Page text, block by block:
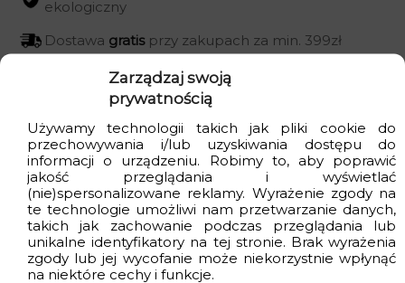
Zarządzaj swoją
prywatnością
Używamy technologii takich jak pliki cookie do
przechowywania i/lub uzyskiwania dostępu do
informacji o urządzeniu. Robimy to, aby poprawić
jakość przeglądania i wyświetlać
(nie)spersonalizowane reklamy. Wyrażenie zgody na
te technologie umożliwi nam przetwarzanie danych,
takich jak zachowanie podczas przeglądania lub
unikalne identyfikatory na tej stronie. Brak wyrażenia
zgody lub jej wycofanie może niekorzystnie wpłynąć
na niektóre cechy i funkcje.
ekologiczny
Dostawa gratisprzy zakupach za min. 399zł
Czas realizacjiod 2 do 4 dniroboczych
Wizualizacje